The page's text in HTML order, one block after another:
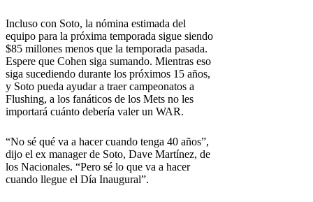
Incluso con Soto, la nómina estimada del
equipo para la próxima temporada sigue siendo
$85 millones menos que la temporada pasada.
Espere que Cohen siga sumando. Mientras eso
siga sucediendo durante los próximos 15 años,
y Soto pueda ayudar a traer campeonatos a
Flushing, a los fanáticos de los Mets no les
importará cuánto debería valer un WAR.
“No sé qué va a hacer cuando tenga 40 años”,
dijo el ex manager de Soto, Dave Martínez, de
los Nacionales. “Pero sé lo que va a hacer
cuando llegue el Día Inaugural”.